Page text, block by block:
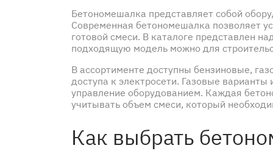
Бетономешалка представляет собой
Современная бетономешалка позволяет
готовой смеси. В каталоге представлен
подходящую модель можно для
В ассортименте доступны бензиновые,
доступа к электросети. Газовые
управление оборудованием. Каждая
учитывать объем смеси, который
Как выбрать